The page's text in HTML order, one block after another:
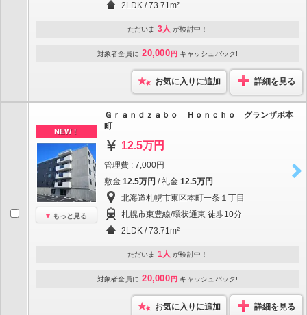
2LDK / 73.71m²
ただいま 3人 が検討中！
対象者全員に 20,000 円 キャッシュバック!
お気に入りに追加 詳細を見る
NEW！
もっと見る
Ｇｒａｎｄｚａｂｏ Ｈｏｎｃｈｏ グランザボ本
町
12.5万円
管理費 : 7,000円
敷金 12.5万円 / 礼金 12.5万円
北海道札幌市東区本町一条１丁目
札幌市東豊線/環状通東 徒歩10分
2LDK / 73.71m²
ただいま 1人 が検討中！
対象者全員に 20,000 円 キャッシュバック!
お気に入りに追加 詳細を見る